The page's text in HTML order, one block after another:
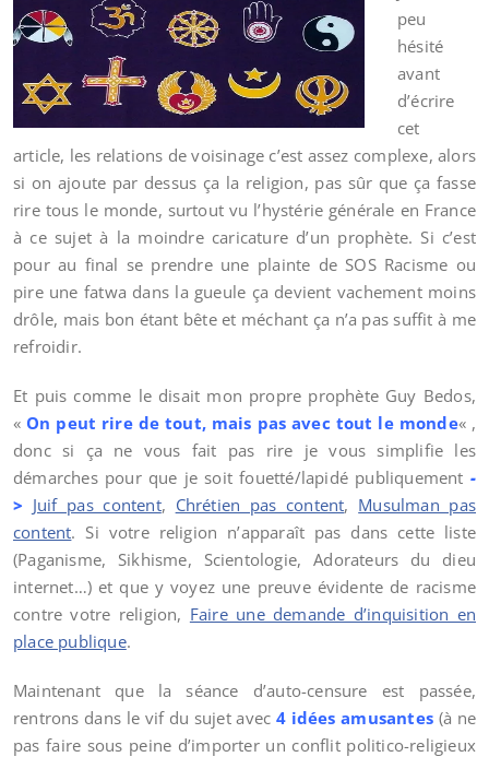
peu
hésité
avant
d’écrire
cet
article, les relations de voisinage c’est assez complexe, alors
si on ajoute par dessus ça la religion, pas sûr que ça fasse
rire tous le monde, surtout vu l’hystérie générale en France
à ce sujet à la moindre caricature d’un prophète. Si c’est
pour au final se prendre une plainte de SOS Racisme ou
pire une fatwa dans la gueule ça devient vachement moins
drôle, mais bon étant bête et méchant ça n’a pas suffit à me
refroidir.
Et puis comme le disait mon propre prophète Guy Bedos,
« On peut rire de tout, mais pas avec tout le monde« ,
donc si ça ne vous fait pas rire je vous simplifie les
démarches pour que je soit fouetté/lapidé publiquement -
> Juif pas content, Chrétien pas content, Musulman pas
content. Si votre religion n’apparaît pas dans cette liste
(Paganisme, Sikhisme, Scientologie, Adorateurs du dieu
internet…) et que y voyez une preuve évidente de racisme
contre votre religion, Faire une demande d’inquisition en
place publique.
Maintenant que la séance d’auto-censure est passée,
rentrons dans le vif du sujet avec 4 idées amusantes (à ne
pas faire sous peine d’importer un conflit politico-religieux